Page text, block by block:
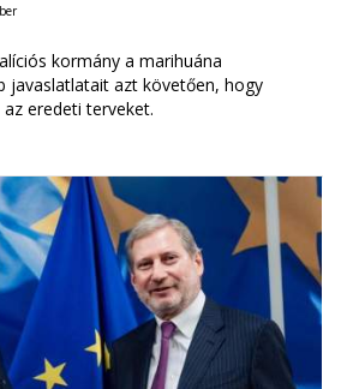
kormány a marihuána
javaslatlatait azt követően, hogy
eredeti terveket.